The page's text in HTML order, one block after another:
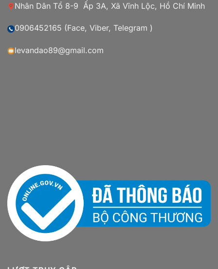
Nhân Dân Tổ 8-9 Ấp 3A, Xã Vĩnh Lộc, Hồ Chí Minh
0906452165 (Face, Viber, Telegram )
levandao89@gmail.com